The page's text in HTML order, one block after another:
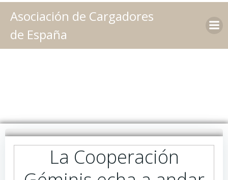
Saltar
al
Asociación de Cargadores
de España
La Cooperación